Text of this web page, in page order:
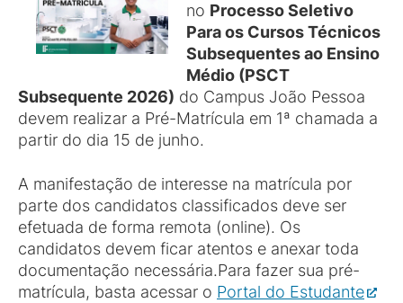
no Processo Seletivo
Para os Cursos Técnicos
Subsequentes ao Ensino
Médio (PSCT
Subsequente 2026) do Campus João Pessoa
devem realizar a Pré-Matrícula em 1ª chamada a
partir do dia 15 de junho.
A manifestação de interesse na matrícula por
parte dos candidatos classificados deve ser
efetuada de forma remota (online). Os
candidatos devem ficar atentos e anexar toda
documentação necessária.Para fazer sua pré-
matrícula, basta acessar o Portal do Estudante